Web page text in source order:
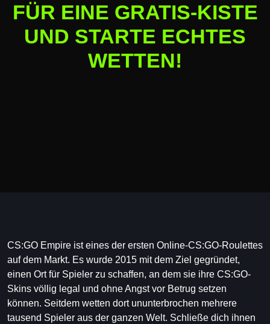
FÜR EINE GRATIS-KISTE
UND STARTE ECHTES
WETTEN!
CS:GO Empire ist eines der ersten Online-CS:GO-Roulettes
auf dem Markt. Es wurde 2015 mit dem Ziel gegründet,
einen Ort für Spieler zu schaffen, an dem sie ihre CS:GO-
Skins völlig legal und ohne Angst vor Betrug setzen
können. Seitdem wetten dort ununterbrochen mehrere
tausend Spieler aus der ganzen Welt. Schließe dich ihnen